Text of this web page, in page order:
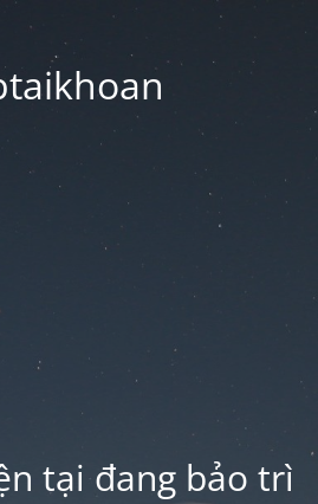
tại đang bảo trì